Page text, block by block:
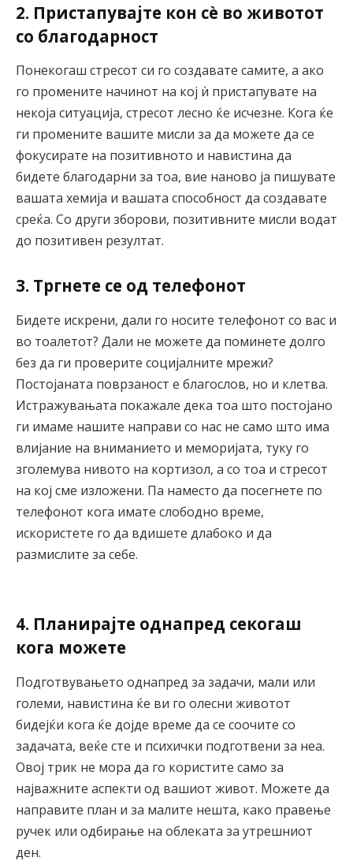
2. Пристапувајте кон сè во животот
со благодарност
Понекогаш стресот си го создавате самите, а ако
го промените начинот на кој ѝ пристапувате на
некоја ситуација, стресот лесно ќе исчезне. Кога ќе
ги промените вашите мисли за да можете да се
фокусирате на позитивното и навистина да
бидете благодарни за тоа, вие наново ја пишувате
вашата хемија и вашата способност да создавате
среќа. Со други зборови, позитивните мисли водат
до позитивен резултат.
3. Тргнете се од телефонот
Бидете искрени, дали го носите телефонот со вас и
во тоалетот? Дали не можете да поминете долго
без да ги проверите социјалните мрежи?
Постојаната поврзаност е благослов, но и клетва.
Истражувањата покажале дека тоа што постојано
ги имаме нашите направи со нас не само што има
влијание на вниманието и меморијата, туку го
зголемува нивото на кортизол, а со тоа и стресот
на кој сме изложени. Па наместо да посегнете по
телефонот кога имате слободно време,
искористете го да вдишете длабоко и да
размислите за себе.
4. Планирајте однапред секогаш
кога можете
Подготвувањето однапред за задачи, мали или
големи, навистина ќе ви го олесни животот
бидејќи кога ќе дојде време да се соочите со
задачата, веќе сте и психички подготвени за неа.
Овој трик не мора да го користите само за
најважните аспекти од вашиот живот. Можете да
направите план и за малите нешта, како правење
ручек или одбирање на облеката за утрешниот
ден.